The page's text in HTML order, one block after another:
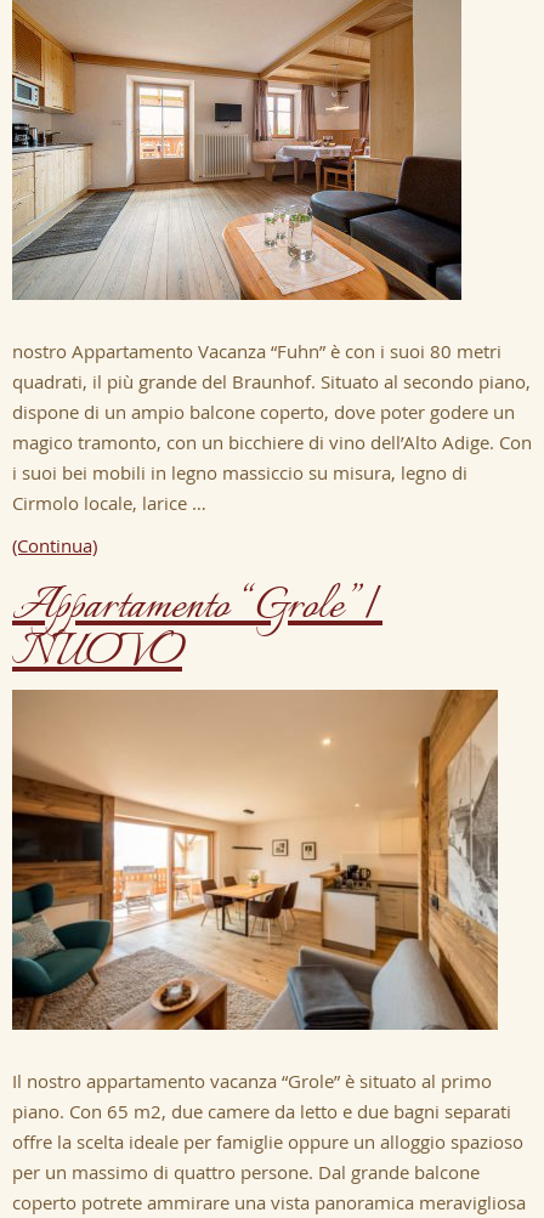
nostro Appartamento Vacanza “Fuhn” è con i suoi 80 metri
quadrati, il più grande del Braunhof. Situato al secondo piano,
dispone di un ampio balcone coperto, dove poter godere un
magico tramonto, con un bicchiere di vino dell’Alto Adige. Con
i suoi bei mobili in legno massiccio su misura, legno di
Cirmolo locale, larice …
(Continua)
Appartamento “Grole” |
NUOVO
Il nostro appartamento vacanza “Grole” è situato al primo
piano. Con 65 m2, due camere da letto e due bagni separati
offre la scelta ideale per famiglie oppure un alloggio spazioso
per un massimo di quattro persone. Dal grande balcone
coperto potrete ammirare una vista panoramica meravigliosa